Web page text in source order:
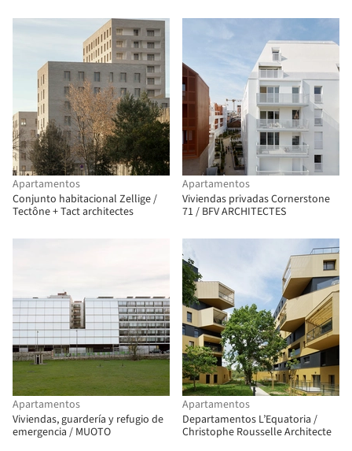
Associés
Apartamentos
Conjunto habitacional Zellige /
Tectône + Tact architectes
Apartamentos
Viviendas privadas Cornerstone
71 / BFV ARCHITECTES
Apartamentos
Viviendas, guardería y refugio de
emergencia / MUOTO
Apartamentos
Departamentos L’Equatoria /
Christophe Rousselle Architecte